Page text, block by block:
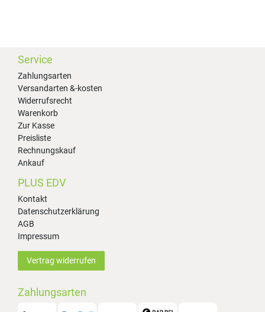
Service
Zahlungsarten
Versandarten &-kosten
Widerrufsrecht
Warenkorb
Zur Kasse
Preisliste
Rechnungskauf
Ankauf
PLUS EDV
Kontakt
Datenschutzerklärung
AGB
Impressum
Vertrag widerrufen
Zahlungsarten